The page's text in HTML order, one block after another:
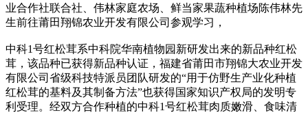
业合作社联合社、伟林家庭农场、鲜当家果蔬种植场陈伟林先
生前往莆田翔锦农业开发有限公司参观学习，
中科1号红松茸系中科院华南植物园新研发出来的新品种红松
茸，该品种已获得新品种认证，福建省莆田市翔锦大农业开发
有限公司省级科技特派员团队研发的“用于仿野生产业化种植
红松茸的基料及其制备方法”也获得国家知识产权局的发明专
利受理。经双方合作种植的中科1号红松茸肉质嫩滑、食味清